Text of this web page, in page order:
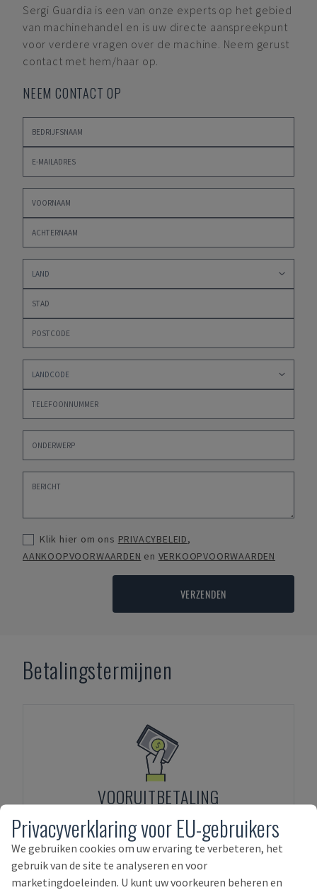
Sergi Guardia is een van onze experts op het gebied
van machinehandel en is uw directe aanspreekpunt
voor verdere vragen over de machine. Neem gerust
contact met hem/haar op.
NEEM CONTACT OP
Klik hier om ons PRIVACYBELEID,
AANKOOPVOORWAARDEN en VERKOOPVOORWAARDEN
VERZENDEN
Betalingstermijnen
VOORUITBETALING
Privacyverklaring voor EU-gebruikers
We gebruiken cookies om uw ervaring te verbeteren, het
gebruik van de site te analyseren en voor
marketingdoeleinden. U kunt uw voorkeuren beheren en